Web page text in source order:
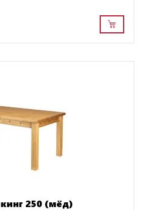
250 (мёд)